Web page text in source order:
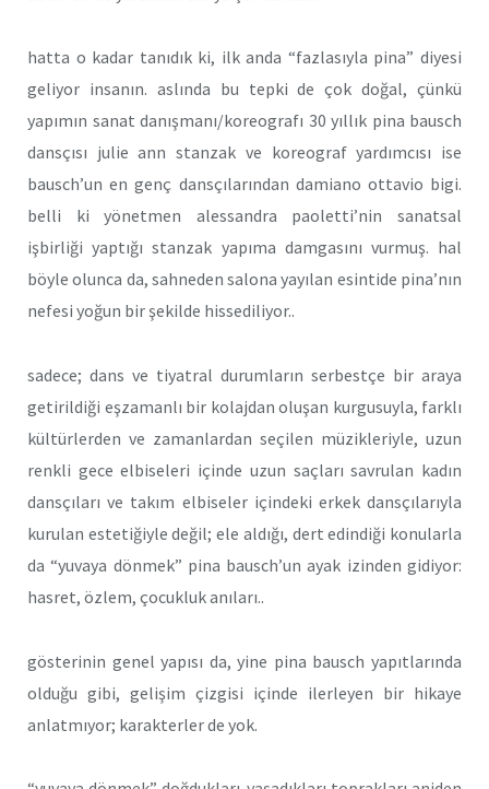
hatta o kadar tanıdık ki, ilk anda “fazlasıyla pina” diyesi
geliyor insanın. aslında bu tepki de çok doğal, çünkü
yapımın sanat danışmanı/koreografı 30 yıllık pina bausch
dansçısı julie ann stanzak ve koreograf yardımcısı ise
bausch’un en genç dansçılarından damiano ottavio bigi.
belli ki yönetmen alessandra paoletti’nin sanatsal
işbirliği yaptığı stanzak yapıma damgasını vurmuş. hal
böyle olunca da, sahneden salona yayılan esintide pina’nın
nefesi yoğun bir şekilde hissediliyor..
sadece; dans ve tiyatral durumların serbestçe bir araya
getirildiği eşzamanlı bir kolajdan oluşan kurgusuyla, farklı
kültürlerden ve zamanlardan seçilen müzikleriyle, uzun
renkli gece elbiseleri içinde uzun saçları savrulan kadın
dansçıları ve takım elbiseler içindeki erkek dansçılarıyla
kurulan estetiğiyle değil; ele aldığı, dert edindiği konularla
da “yuvaya dönmek” pina bausch’un ayak izinden gidiyor:
hasret, özlem, çocukluk anıları..
gösterinin genel yapısı da, yine pina bausch yapıtlarında
olduğu gibi, gelişim çizgisi içinde ilerleyen bir hikaye
anlatmıyor; karakterler de yok.